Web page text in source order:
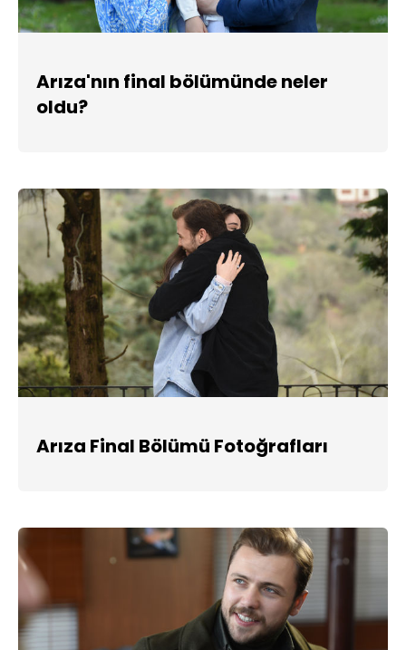
Arıza'nın final bölümünde neler
oldu?
Arıza Final Bölümü Fotoğrafları